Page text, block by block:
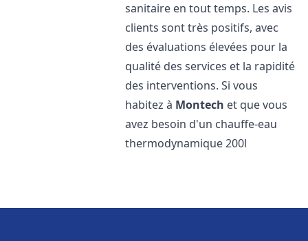
sanitaire en tout temps. Les avis
clients sont très positifs, avec
des évaluations élevées pour la
qualité des services et la rapidité
des interventions. Si vous
habitez à Montech et que vous
avez besoin d'un chauffe-eau
thermodynamique 200l